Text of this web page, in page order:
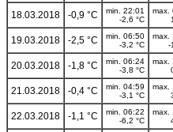
18.03.2018 -0,9 °C
min. 22:01
-2,6 °C
max.
19.03.2018 -2,5 °C
min. 06:50
-3,2 °C
max.
-
20.03.2018 -1,8 °C
min. 06:24
-3,8 °C
max.
21.03.2018 -0,4 °C
min. 04:59
-3,1 °C
max.
22.03.2018 -1,1 °C
min. 06:22
-6,2 °C
max.